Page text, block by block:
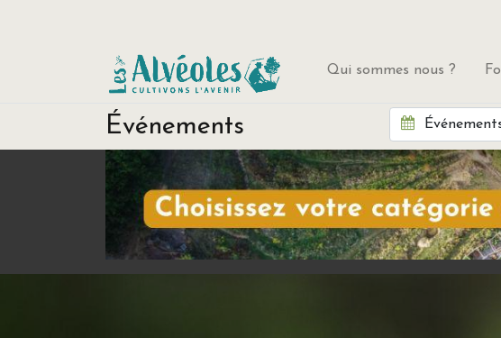
Qui sommes nous ?
Événements